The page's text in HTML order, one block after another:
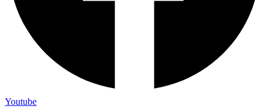
Youtube